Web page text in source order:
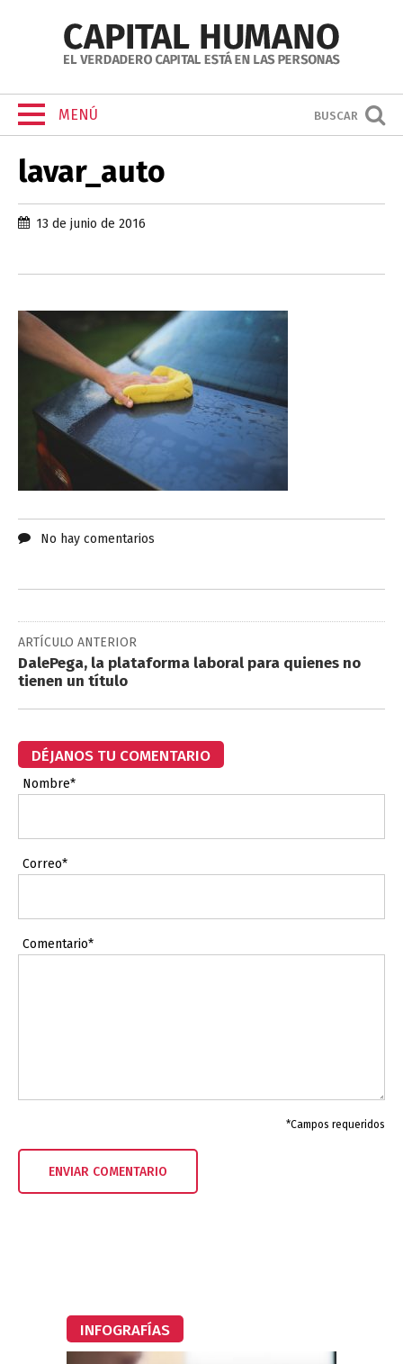
MENÚ BUSCAR
lavar_auto
13 de junio de 2016
No hay comentarios
ARTÍCULO ANTERIOR
DalePega, la plataforma laboral para quienes no
tienen un título
DÉJANOS TU COMENTARIO
Nombre*
Correo*
Comentario*
*Campos requeridos
INFOGRAFÍAS